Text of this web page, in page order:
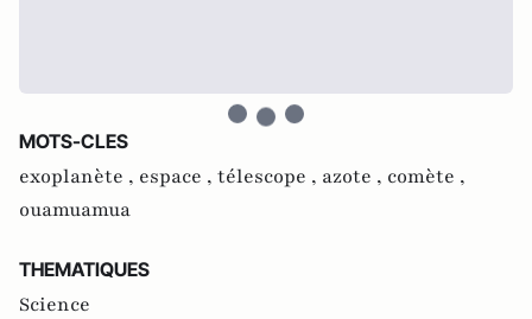
MOTS-CLES
exoplanète , espace , télescope , azote , comète ,
ouamuamua
THEMATIQUES
Science